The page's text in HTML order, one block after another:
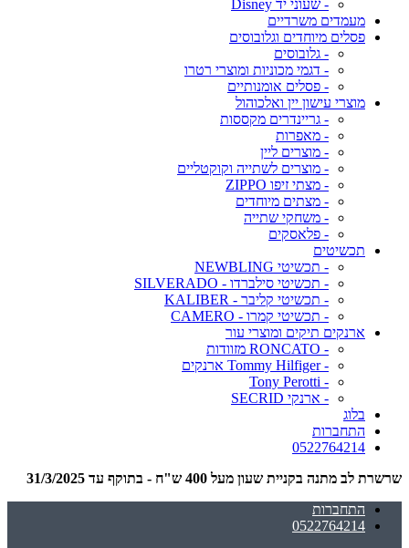
- שעוני יד Disney
מעמדים משרדיים
פסלים מיוחדים וגלובוסים
- גלובוסים
- דגמי מכוניות ומוצרי רטרו
- פסלים אומנותיים
מוצרי עישון יין ואלכוהול
- גריינדרים מקססות
- מאפרות
- מוצרים ליין
- מוצרים לשתייה וקוקטליים
- מצתי זיפו ZIPPO
- מצתים מיוחדים
- משחקי שתייה
- פלאסקים
תכשיטים
- תכשיטי NEWBLING
- תכשיטי סילברדו - SILVERADO
- תכשיטי קליבר - KALIBER
- תכשיטי קמרו - CAMERO
ארנקים תיקים ומוצרי עור
- RONCATO מזוודות
- Tommy Hilfiger ארנקים
- Tony Perotti
- ארנקי SECRID
בלוג
התחברות
0522764214
שרשרת לב מתנה בקניית שעון מעל 400 ש"ח - בתוקף עד 31/3/2025
התחברות
0522764214